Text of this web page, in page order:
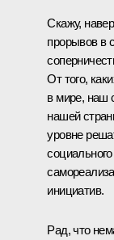
Скажу,
прорывов в
От того,
в мире, наш
нашей
уровне
инициатив.
Рад, что